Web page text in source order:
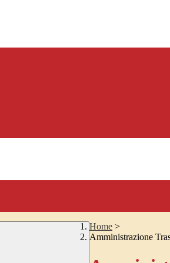
Home >
Amministrazione